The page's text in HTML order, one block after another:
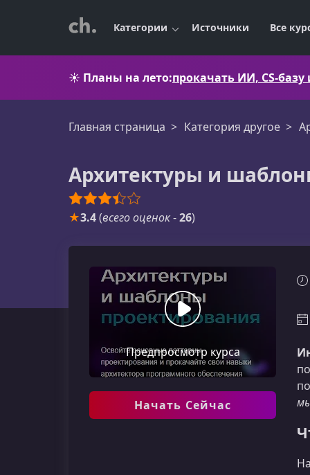
Категории Источники Все
☀️ Планы на лето:прокачать ИИ, CS-
Главная страница Категория другое
Архитектуры и
★3.4(всего оценок-26)
Предпросмотр курса
Начать Сейчас